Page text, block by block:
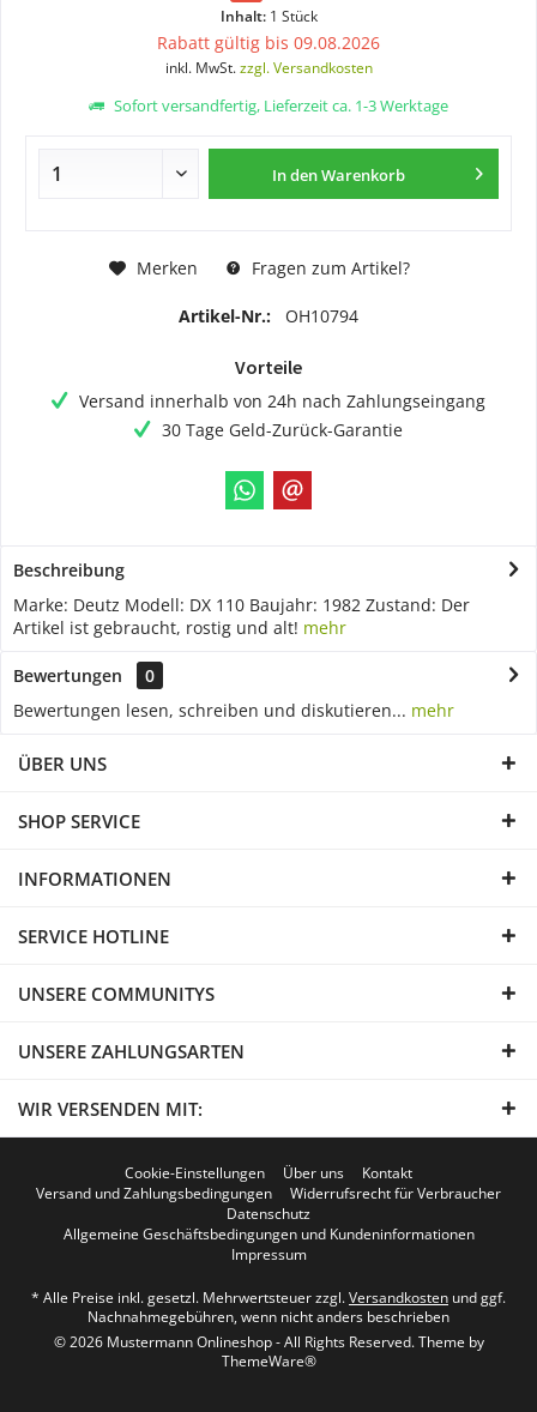
Inhalt: 1 Stück
Rabatt gültig bis 09.08.2026
inkl. MwSt.zzgl. Versandkosten
Sofort versandfertig, Lieferzeit ca. 1-3 Werktage
In denWarenkorb
Merken Fragen zum Artikel?
Artikel-Nr.: OH10794
Vorteile
Versand innerhalb von 24h nach Zahlungseingang
30 Tage Geld-Zurück-Garantie
Beschreibung
Marke: Deutz Modell: DX 110 Baujahr: 1982 Zustand: Der
Artikel ist gebraucht, rostig und alt! mehr
Bewertungen
0
Bewertungen lesen, schreiben und diskutieren... mehr
ÜBER UNS
SHOP SERVICE
INFORMATIONEN
SERVICE HOTLINE
UNSERE COMMUNITYS
UNSERE ZAHLUNGSARTEN
WIR VERSENDEN MIT:
Cookie-Einstellungen Über uns
Kontakt
Versand und Zahlungsbedingungen
Widerrufsrecht für Verbraucher
Datenschutz
Allgemeine Geschäftsbedingungen und Kundeninformationen
Impressum
* Alle Preise inkl. gesetzl. Mehrwertsteuer zzgl.Versandkosten und ggf.
Nachnahmegebühren, wenn nicht anders beschrieben
© 2026 Mustermann Onlineshop - All Rights Reserved. Theme by
ThemeWare®